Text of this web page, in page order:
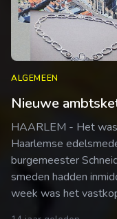
ALGEMEEN
Nieuwe
HAARLEM - Het
Haarlemse
burgemeester
smeden hadden
week was het